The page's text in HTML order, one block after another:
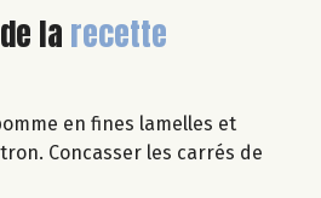
de la recette
en fines lamelles et
Concasser les carrés de